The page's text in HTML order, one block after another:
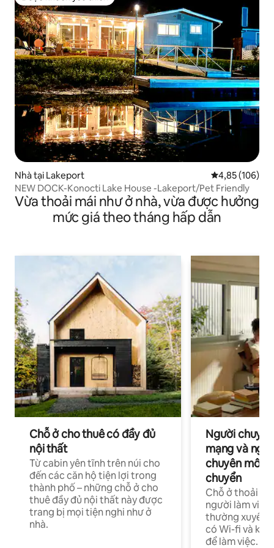
Nhà tại Lakeport Xếp hạng
4,85 (106)
NEW DOCK-Konocti Lake House -Lakeport/Pet Friendly
Vừa thoải mái như ở nhà, vừa được hưởng
mức giá theo tháng hấp dẫn
Chỗ ở cho thuê có đầy đủ
nội thất
Từ cabin yên tĩnh trên núi cho
đến các căn hộ tiện lợi trong
thành phố – những chỗ ở cho
thuê đầy đủ nội thất này được
trang bị mọi tiện nghi như ở
nhà.
Người
mạng và
chuyên môn
chuyển
Chỗ ở thoải
người làm việc
thường xuyên
có Wi-fi và
để làm việc.